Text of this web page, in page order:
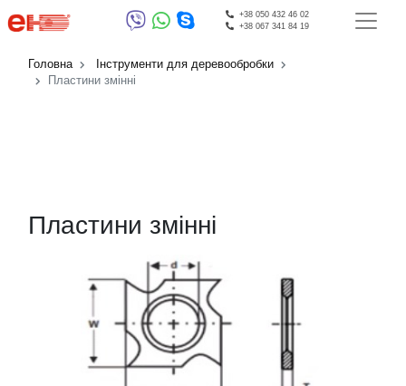
+38 050 432 46 02
+38 067 341 84 19
Головна
Інструменти для деревообробки
Пластини змінні
Пластини змінні